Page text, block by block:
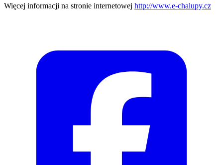
Więcej informacji na stronie internetowej http://www.e-chalupy.cz